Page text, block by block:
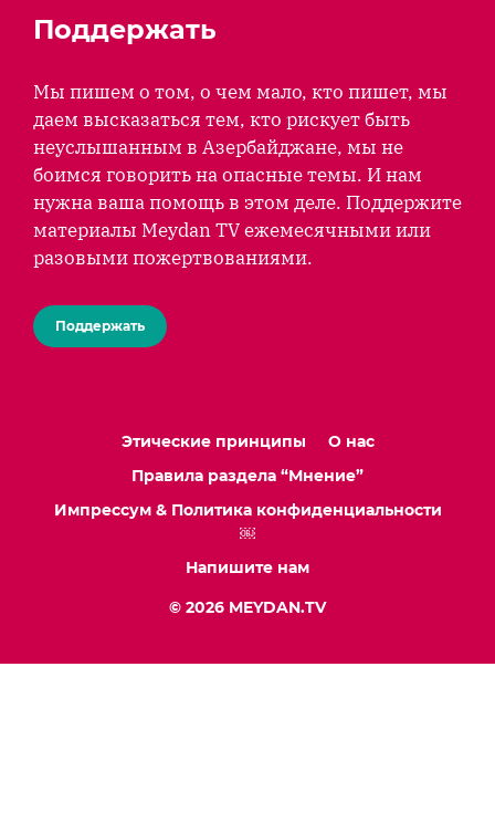
Поддержать
Мы пишем о том, о чем мало, кто пишет, мы
даем высказаться тем, кто рискует быть
неуслышанным в Азербайджане, мы не
боимся говорить на опасные темы. И нам
нужна ваша помощь в этом деле. Поддержите
материалы Meydan TV ежемесячными или
разовыми пожертвованиями.
Поддержать
Этические принципы
О нас
Правила раздела “Мнение”
Импрессум & Политика конфиденциальности
￼
Напишите нам
© 2026 MEYDAN.TV